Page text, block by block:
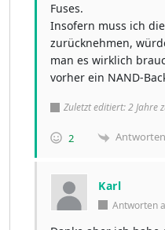
Fuses.
Insofern muss ich
zurücknehmen,
man es wirklich
vorher ein NAND-
Zuletzt editiert: 2 Jahre
2 Antworten
Karl
Antworten